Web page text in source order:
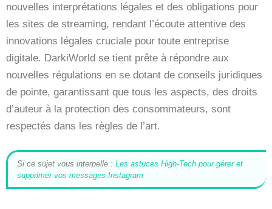
nouvelles interprétations légales et des obligations pour
les sites de streaming, rendant l’écoute attentive des
innovations légales cruciale pour toute entreprise
digitale. DarkiWorld se tient prête à répondre aux
nouvelles régulations en se dotant de conseils juridiques
de pointe, garantissant que tous les aspects, des droits
d’auteur à la protection des consommateurs, sont
respectés dans les règles de l’art.
Si ce sujet vous interpelle : Les astuces High-Tech pour gérer et
supprimer vos messages Instagram